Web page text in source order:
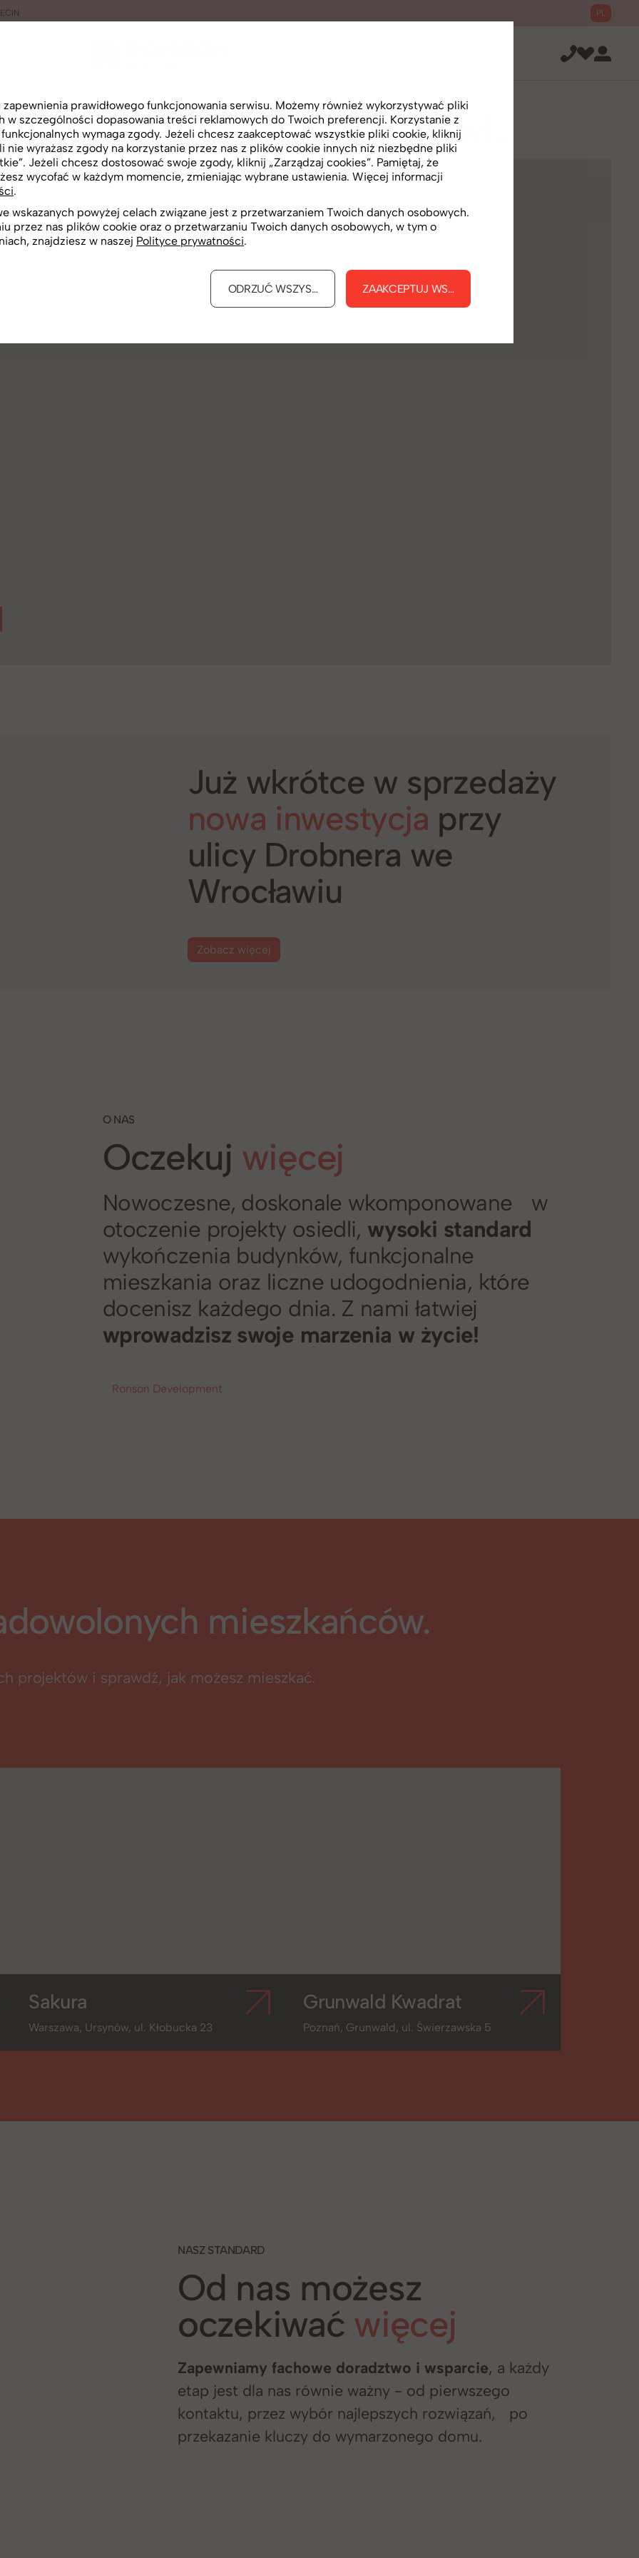
PL
w sprzedaży we Wrocławiu
Już wkrótce w sprzedaży
nowa inwestycja przy
ulicy Drobnera we
Wrocławiu
Zobacz więcej
O NAS
Oczekuj więcej
Nowoczesne, doskonale wkomponowane w
otoczenie projekty osiedli, wysoki standard
wykończenia budynków, funkcjonalne
mieszkania oraz liczne udogodnienia, które
docenisz każdego dnia. Z nami łatwiej
wprowadzisz swoje marzenia w życie!
Ronson Development
mieszkańców.
projektów i sprawdź, jak możesz mieszkać.
Sakura
Warszawa, Ursynów, ul. Kłobucka 23
Grunwald Kwadrat
Poznań, Grunwald, ul. Świerzawska 5
NASZ STANDARD
Od nas możesz
oczekiwać więcej
Zapewniamy fachowe doradztwo i wsparcie, a każdy
etap jest dla nas równie ważny - od pierwszego
kontaktu, przez wybór najlepszych rozwiązań, po
przekazanie kluczy do wymarzonego domu.
prawidłowego funkcjonowania serwisu. Możemy również wykorzystywać pliki
w szczególności dopasowania treści reklamowych do Twoich preferencji. Korzystanie z
wymaga zgody. Jeżeli chcesz zaakceptować wszystkie pliki cookie, kliknij
nie wyrażasz zgody na korzystanie przez nas z plików cookie innych niż niezbędne pliki
Jeżeli chcesz dostosować swoje zgody, kliknij „Zarządzaj cookies”. Pamiętaj, że
wycofać w każdym momencie, zmieniając wybrane ustawienia. Więcej informacji
.
wskazanych powyżej celach związane jest z przetwarzaniem Twoich danych osobowych.
przez nas plików cookie oraz o przetwarzaniu Twoich danych osobowych, w tym o
znajdziesz w naszej Polityce prywatności.
ODRZUĆ WSZYSTKIE ZAAKCEPTUJ WSZYSTKIE